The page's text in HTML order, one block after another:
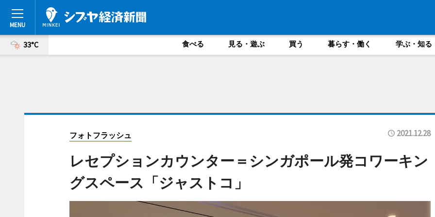
33°C 食べる 見る・遊ぶ 買う 暮らす・働く 学ぶ・知る
フォトフラッシュ 2021.12.28
レセプションカウンター＝シンガポール発コワーキン
グスペース「ジャストコ」